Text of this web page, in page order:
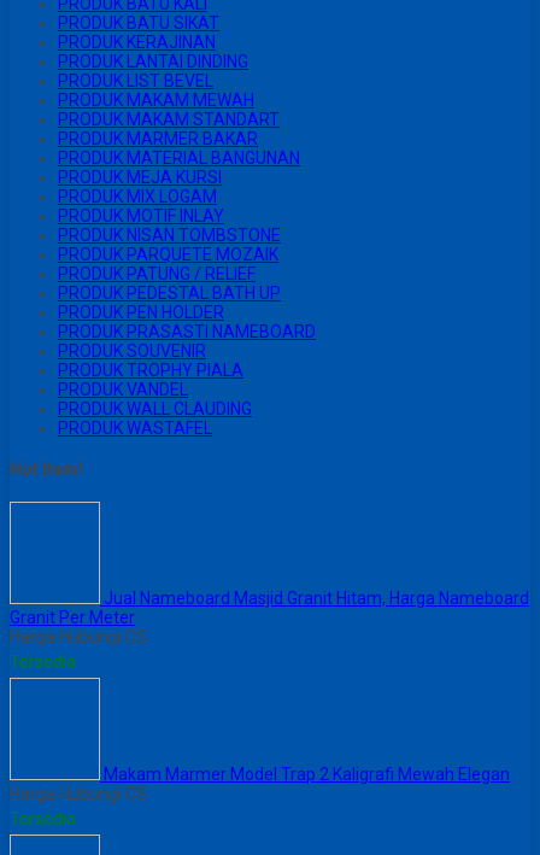
PRODUK BATU SIKAT
PRODUK KERAJINAN
PRODUK LANTAI DINDING
PRODUK LIST BEVEL
PRODUK MAKAM MEWAH
PRODUK MAKAM STANDART
PRODUK MARMER BAKAR
PRODUK MATERIAL BANGUNAN
PRODUK MEJA KURSI
PRODUK MIX LOGAM
PRODUK MOTIF INLAY
PRODUK NISAN TOMBSTONE
PRODUK PARQUETE MOZAIK
PRODUK PATUNG / RELIEF
PRODUK PEDESTAL BATH UP
PRODUK PEN HOLDER
PRODUK PRASASTI NAMEBOARD
PRODUK SOUVENIR
PRODUK TROPHY PIALA
PRODUK VANDEL
PRODUK WALL CLAUDING
PRODUK WASTAFEL
Hot Item!
Jual Nameboard Masjid Granit Hitam, Harga Nameboard
Granit Per Meter
Harga Hubungi CS
Tersedia
Makam Marmer Model Trap 2 Kaligrafi Mewah Elegan
Harga Hubungi CS
Tersedia